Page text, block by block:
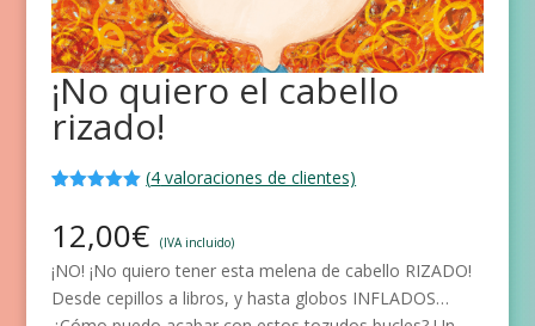
¡No quiero el cabello
rizado!
5 en base
valoracione
clientes
(4 valoraciones de clientes)
12,00€ (IVA incluido)
¡NO! ¡No quiero tener esta melena de cabello RIZADO!
Desde cepillos a libros, y hasta globos INFLADOS…